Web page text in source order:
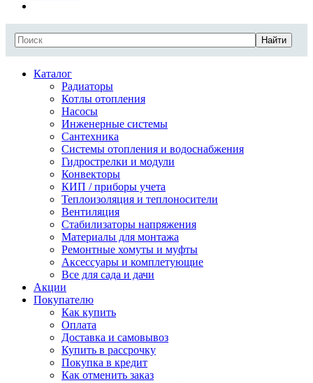
Найти
Каталог
Радиаторы
Котлы отопления
Насосы
Инженерные системы
Сантехника
Системы отопления и водоснабжения
Гидрострелки и модули
Конвекторы
КИП / приборы учета
Теплоизоляция и теплоносители
Вентиляция
Стабилизаторы напряжения
Материалы для монтажа
Ремонтные хомуты и муфты
Аксессуары и комплетующие
Все для сада и дачи
Акции
Покупателю
Как купить
Оплата
Доставка и самовывоз
Купить в рассрочку
Покупка в кредит
Как отменить заказ